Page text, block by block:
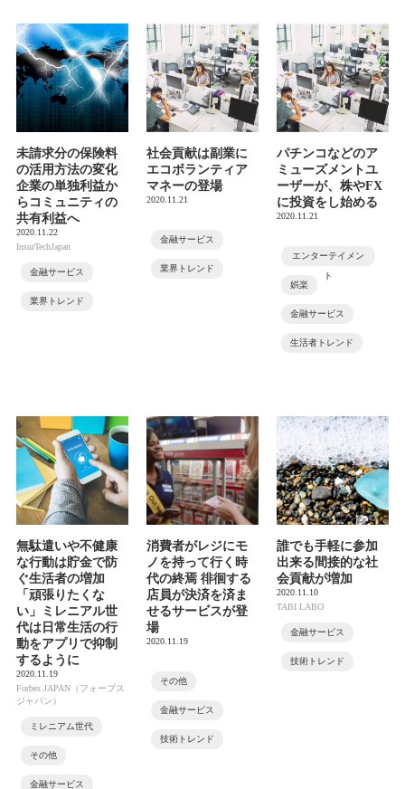
未請求分の保険料
の活用方法の変化
企業の単独利益か
らコミュニティの
共有利益へ
2020.11.22
InsurTechJapan
金融サービス
業界トレンド
社会貢献は副業に
エコボランティア
マネーの登場
2020.11.21
金融サービス
業界トレンド
パチンコなどのア
ミューズメントユ
ーザーが、株やFX
に投資をし始める
2020.11.21
エンターテイメン
ト
娯楽
金融サービス
生活者トレンド
無駄遣いや不健康
な行動は貯金で防
ぐ生活者の増加
「頑張りたくな
い」ミレニアル世
代は日常生活の行
動をアプリで抑制
するように
2020.11.19
Forbes JAPAN（フォーブス
ジャパン）
ミレニアム世代
その他
金融サービス
消費者がレジにモ
ノを持って行く時
代の終焉 徘徊する
店員が決済を済ま
せるサービスが登
場
2020.11.19
その他
金融サービス
技術トレンド
誰でも手軽に参加
出来る間接的な社
会貢献が増加
2020.11.10
TABI LABO
金融サービス
技術トレンド